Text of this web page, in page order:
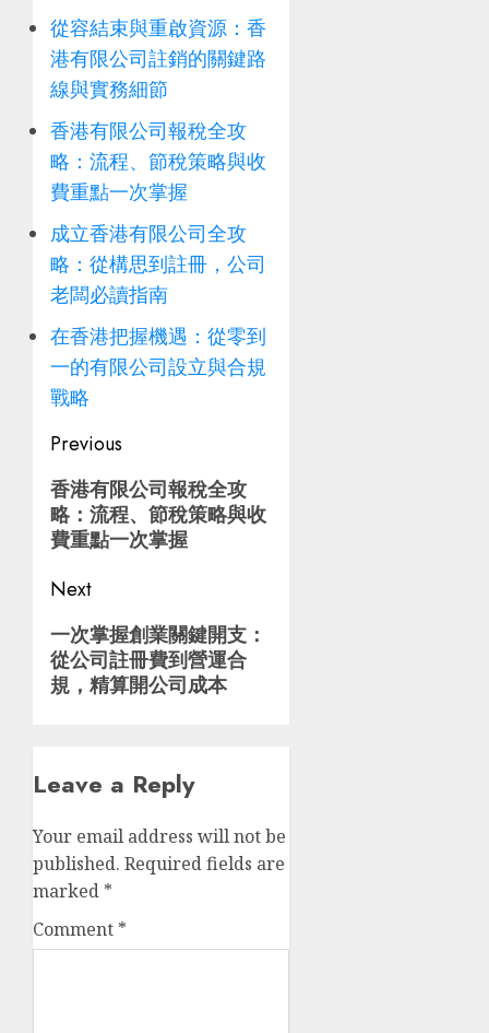
從容結束與重啟資源：香
港有限公司註銷的關鍵路
線與實務細節
香港有限公司報稅全攻
略：流程、節稅策略與收
費重點一次掌握
成立香港有限公司全攻
略：從構思到註冊，公司
老闆必讀指南
在香港把握機遇：從零到
一的有限公司設立與合規
戰略
Post
navigation
Previous
Previous
post:
香港有限公司報稅全攻
略：流程、節稅策略與收
費重點一次掌握
Next
Next
post:
一次掌握創業關鍵開支：
從公司註冊費到營運合
規，精算開公司成本
Leave a Reply
Your email address will not be
published. Required fields are
marked *
Comment *